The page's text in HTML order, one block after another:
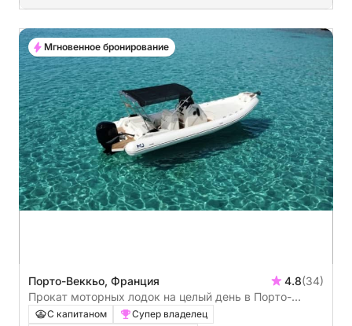
Порто-Веккьо, Франция 4.8(34)
Прокат моторных лодок на целый день в Порто-
Веккьо.
С капитаном
Супер владелец
Мгновенное бронирование